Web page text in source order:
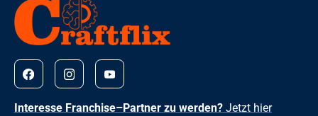
Interesse Franchise–Partner zu werden?Jetzt hier